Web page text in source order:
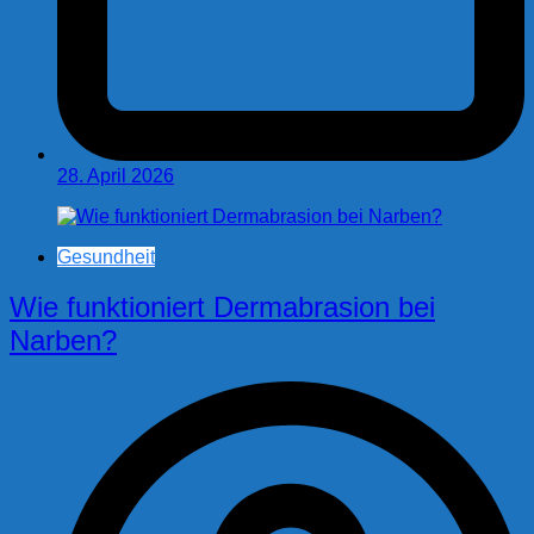
28. April 2026
Gesundheit
Wie funktioniert Dermabrasion bei
Narben?